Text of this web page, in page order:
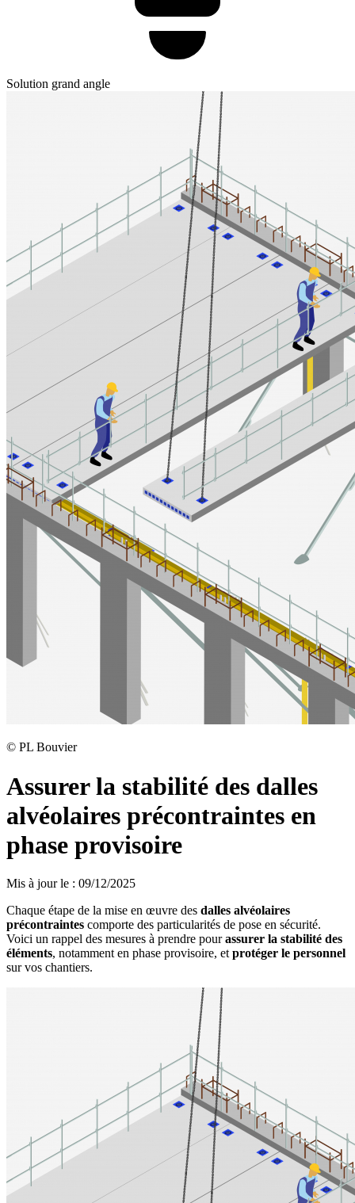
Solution grand angle
© PL Bouvier
Assurer la stabilité des dalles
alvéolaires précontraintes en
phase provisoire
Mis à jour le : 09/12/2025
Chaque étape de la mise en œuvre des dalles alvéolaires
précontraintes comporte des particularités de pose en sécurité.
Voici un rappel des mesures à prendre pourassurer la stabilité des
éléments, notamment en phase provisoire, et protéger le personnel
sur vos chantiers.